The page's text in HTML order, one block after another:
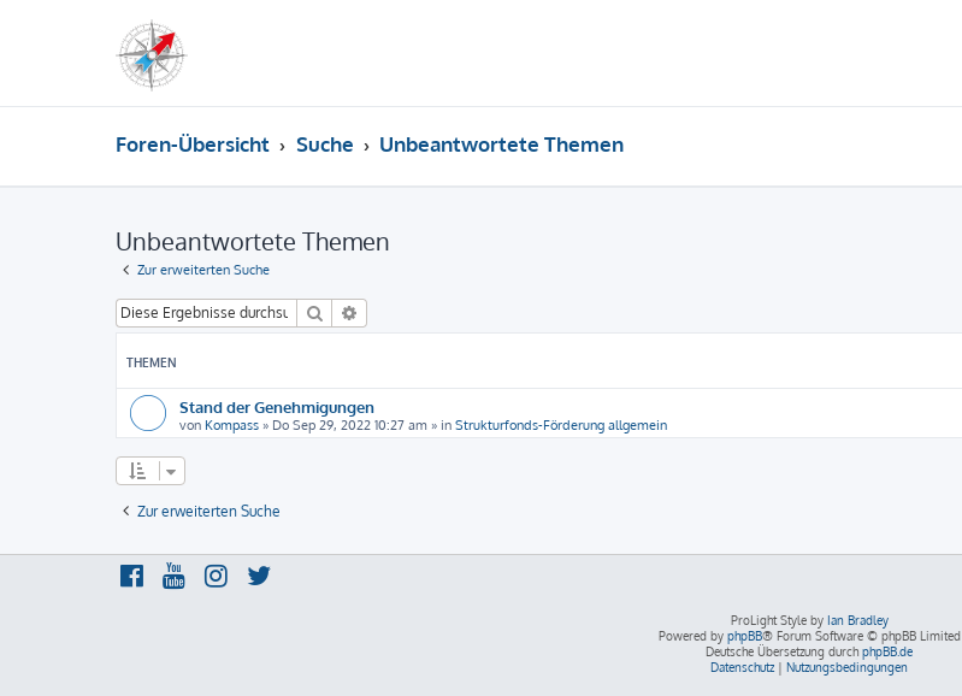
Foren-Übersicht Suche Unbeantwortete Themen
Unbeantwortete Themen
Zur erweiterten Suche
Suche
THEMEN
Stand der Genehmigungen
von Kompass » Do Sep 29, 2022 10:27 am » in Strukturfonds-Förderung allgemein
Zur erweiterten Suche
ProLight Style by Ian Bradley
Powered by phpBB® Forum Software © phpBB Limited
Deutsche Übersetzung durch phpBB.de
Datenschutz | Nutzungsbedingungen